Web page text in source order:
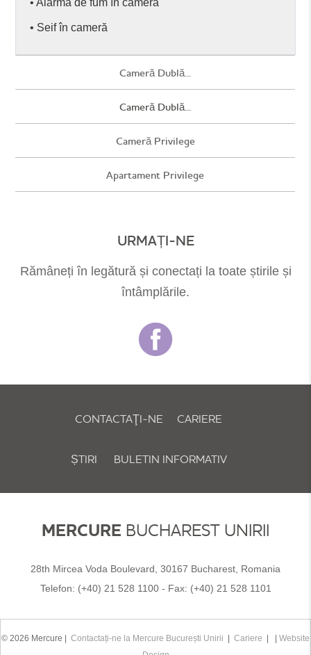
• Alarmă de fum în cameră
• Seif în cameră
Cameră Dublă...
Cameră Dublă...
Cameră Privilege
Apartament Privilege
URMAȚI-NE
Rămâneți în legătură și conectați la toate știrile și
întâmplările.
CONTACTAŢI-NE CARIERE
ȘTIRI BULETIN INFORMATIV
MERCURE BUCHAREST UNIRII
28th Mircea Voda Boulevard, 30167 Bucharest, Romania
Telefon: (+40) 21 528 1100- Fax: (+40) 21 528 1101
© 2026 Mercure | Contactați-ne la Mercure București Unirii Cariere
Website